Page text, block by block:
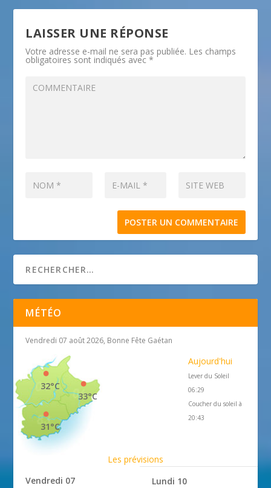
LAISSER UNE RÉPONSE
Votre adresse e-mail ne sera pas publiée. Les champs
obligatoires sont indiqués avec*
MÉTÉO
Vendredi 07 août 2026, Bonne Fête Gaétan
33°C
32°C
31°C
Aujourd'hui
Lever du Soleil
06:29
Coucher du soleil à
20:43
Les prévisions
Vendredi 07
Lundi 10